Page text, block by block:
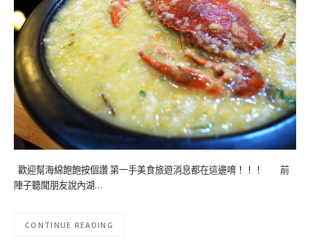
歡迎幫海綿飽飽按個讚 第一手美食旅遊消息都在這邊唷！！！ 前
陣子聽聞朋友說內湖…
CONTINUE READING